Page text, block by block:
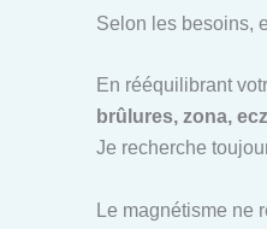
Selon les besoins,
En rééquilibrant
brûlures, zona,
Je recherche
Le magnétisme ne